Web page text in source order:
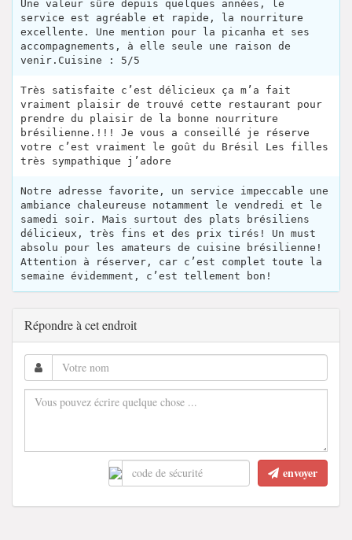
Une valeur sûre depuis quelques années, le
service est agréable et rapide, la nourriture
excellente. Une mention pour la picanha et ses
accompagnements, à elle seule une raison de
venir.Cuisine : 5/5
Très satisfaite c’est délicieux ça m’a fait
vraiment plaisir de trouvé cette restaurant pour
prendre du plaisir de la bonne nourriture
brésilienne.!!! Je vous a conseillé je réserve
votre c’est vraiment le goût du Brésil Les filles
très sympathique j’adore
Notre adresse favorite, un service impeccable une
ambiance chaleureuse notamment le vendredi et le
samedi soir. Mais surtout des plats brésiliens
délicieux, très fins et des prix tirés! Un must
absolu pour les amateurs de cuisine brésilienne!
Attention à réserver, car c’est complet toute la
semaine évidemment, c’est tellement bon!
Répondre à cet endroit
envoyer